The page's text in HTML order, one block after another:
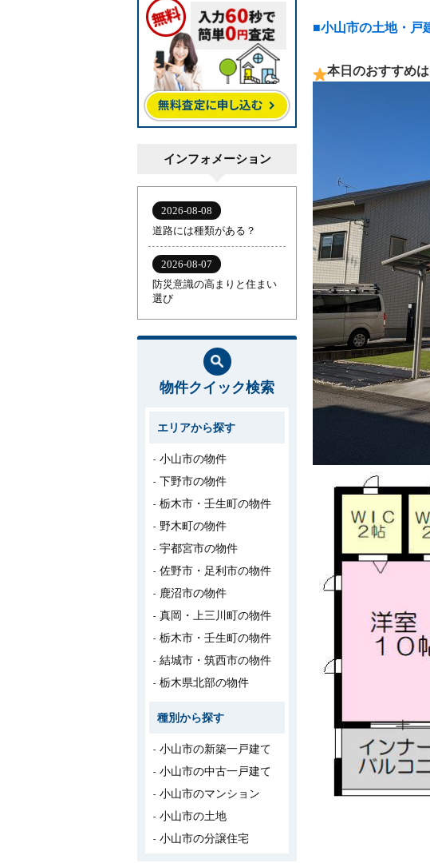
■小山市の土地・戸
本日のおすすめ
インフォメーション
物件クイック検索
エリアから探す
小山市の物件
下野市の物件
栃木市・壬生町の物件
野木町の物件
宇都宮市の物件
佐野市・足利市の物件
鹿沼市の物件
真岡・上三川町の物件
栃木市・壬生町の物件
結城市・筑西市の物件
栃木県北部の物件
種別から探す
小山市の新築一戸建て
小山市の中古一戸建て
小山市のマンション
小山市の土地
小山市の分譲住宅